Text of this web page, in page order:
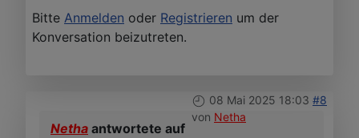
Bitte Anmelden oder Registrieren um der
Konversation beizutreten.
08 Mai 2025 18:03 #8
von Netha
Netha antwortete auf